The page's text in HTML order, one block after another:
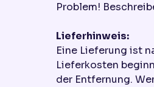
Problem!
Lieferhinweis:
Eine Lieferung ist
Lieferkosten
der Entfernung.